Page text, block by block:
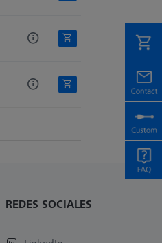
Tung. Carb.
Tung. Carb.
REDES SOCIALES